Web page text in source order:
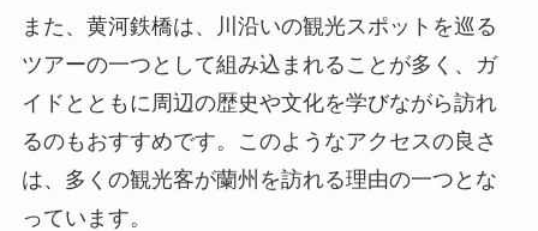
また、黄河鉄橋は、川沿いの観光スポットを巡る
ツアーの一つとして組み込まれることが多く、ガ
イドとともに周辺の歴史や文化を学びながら訪れ
るのもおすすめです。このようなアクセスの良さ
は、多くの観光客が蘭州を訪れる理由の一つとな
っています。